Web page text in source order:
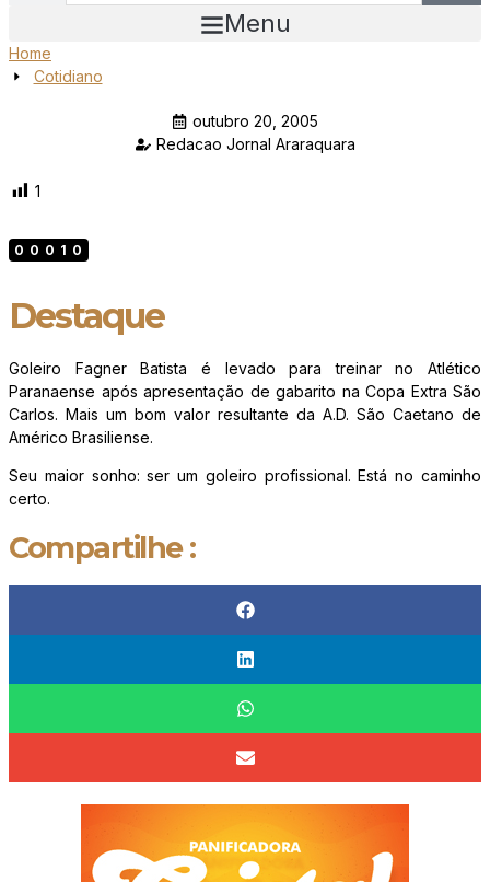
Menu
Home
Cotidiano
outubro 20, 2005
Redacao Jornal Araraquara
1
00010
Destaque
Goleiro Fagner Batista é levado para treinar no Atlético
Paranaense após apresentação de gabarito na Copa Extra São
Carlos. Mais um bom valor resultante da A.D. São Caetano de
Américo Brasiliense.
Seu maior sonho: ser um goleiro profissional. Está no caminho
certo.
Compartilhe :